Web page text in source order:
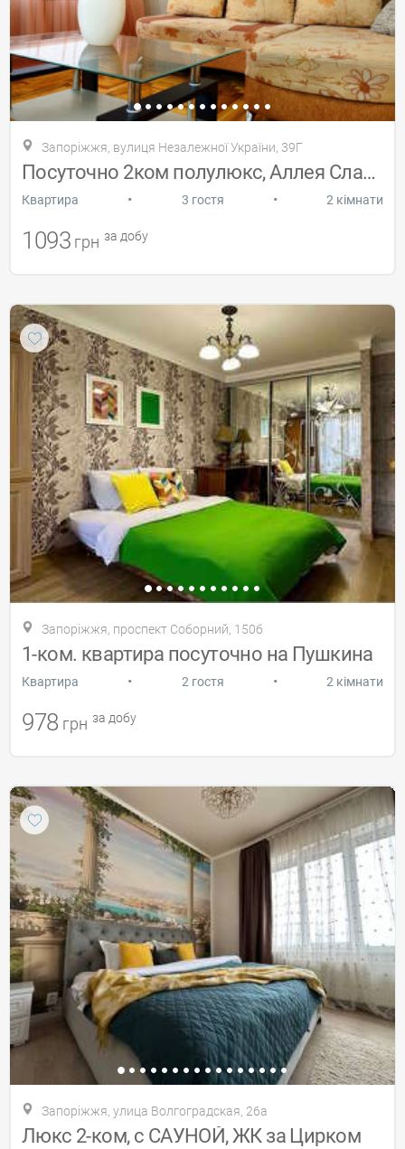
Запоріжжя, вулиця Незалежної України, 39Г
Посуточно 2ком полулюкс, Аллея Славы
Квартира • 3 гостя • 2 кімнати
1093 грн за добу
Запоріжжя, проспект Соборний, 150б
1-ком. квартира посуточно на Пушкина
Квартира • 2 гостя • 2 кімнати
978 грн за добу
Запоріжжя, улица Волгоградская, 26а
Люкс 2-ком, с САУНОЙ, ЖК за Цирком